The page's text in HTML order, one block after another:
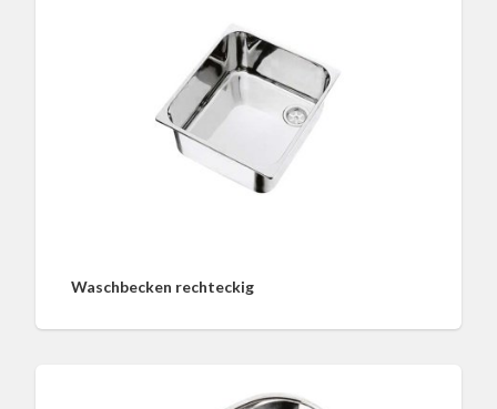
Waschbecken rechteckig